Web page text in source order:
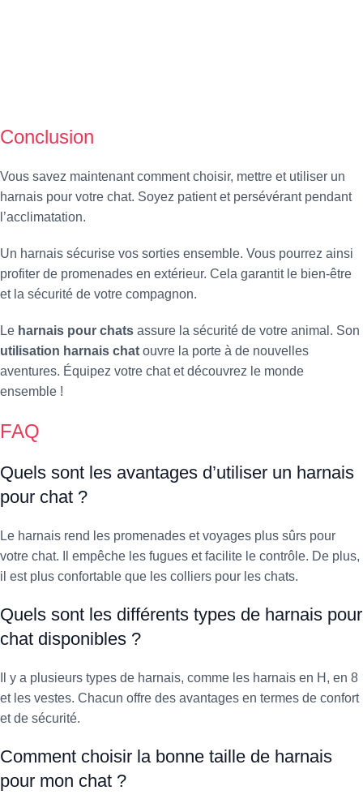
Conclusion
Vous savez maintenant comment choisir, mettre et utiliser un
harnais pour votre chat. Soyez patient et persévérant pendant
l’acclimatation.
Un harnais sécurise vos sorties ensemble. Vous pourrez ainsi
profiter de promenades en extérieur. Cela garantit le bien-être
et la sécurité de votre compagnon.
Le harnais pour chats assure la sécurité de votre animal. Son
utilisation harnais chat ouvre la porte à de nouvelles
aventures. Équipez votre chat et découvrez le monde
ensemble !
FAQ
Quels sont les avantages d’utiliser un harnais
pour chat ?
Le harnais rend les promenades et voyages plus sûrs pour
votre chat. Il empêche les fugues et facilite le contrôle. De plus,
il est plus confortable que les colliers pour les chats.
Quels sont les différents types de harnais pour
chat disponibles ?
Il y a plusieurs types de harnais, comme les harnais en H, en 8
et les vestes. Chacun offre des avantages en termes de confort
et de sécurité.
Comment choisir la bonne taille de harnais
pour mon chat ?